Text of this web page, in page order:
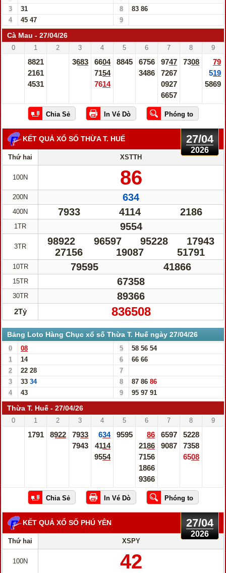
3
31 8 83 86
4
45 47 9
Cà Mau - 27/04/26
0 1 2 3 4 5 6 7 8 9
8821
2161
4531
3683
6604
7154
7614
8845
6756
3486
9747
7267
0927
6657
7308
79
519
5869
KẾT QUẢ XỔ SỐ THỪA T. HUẾ 27/04
2026
Thứ hai XSTTH
100N 86
200N 634
400N 7933 4114 2186
1TR 9554
3TR 98922 96597 95228
17943
27156
19087 51791
10TR 79595 41866
15TR 67358
30TR 89366
2Tỷ 836508
Bảng Loto Hàng Chục xổ số Thừa T. Huế ngày 27/04/26
0 08 5 58 56 54
1
14 6 66 66
2
22 28
7
3
33 34 8 87 86 86
4
43 9 95 97 91
Thừa T. Huế - 27/04/26
0 1 2 3 4 5 6 7 8 9
1791 8922
7933
7943
634
4114
9554
9595
86
2186
7156
1866
9366
6597
9087
5228
7358
6508
KẾT QUẢ XỔ SỐ PHÚ YÊN 27/04
2026
Thứ hai XSPY
100N 42